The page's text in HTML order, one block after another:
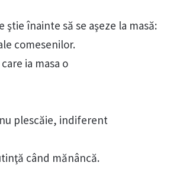
înainte să se aşeze la masă:
comesenilor.
ia masa o
plescăie, indiferent
când mănâncă.